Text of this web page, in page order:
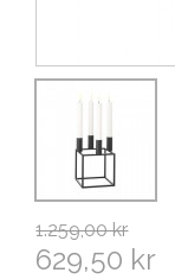
1.259,00 kr
629,50 kr